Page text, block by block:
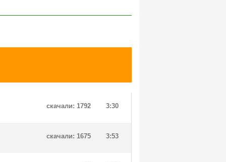
3:30
скачали: 1792
3:53
скачали: 1675